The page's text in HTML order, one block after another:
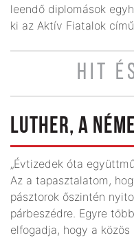
leendő diplomások
ki az Aktív Fiatalok
HIT
LUTHER, A
„Évtizedek óta
Az a tapasztalatom,
pásztorok őszintén
párbeszédre. Egyre
elfogadja, hogy a